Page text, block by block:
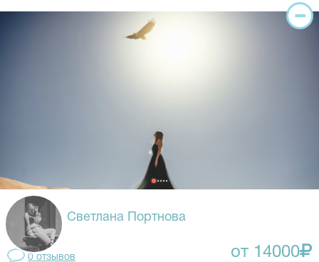
Светлана Портнова
0 отзывов от 14000